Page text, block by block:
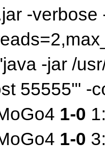
-verbose
-jar /
55555"' -
1-0
1-0